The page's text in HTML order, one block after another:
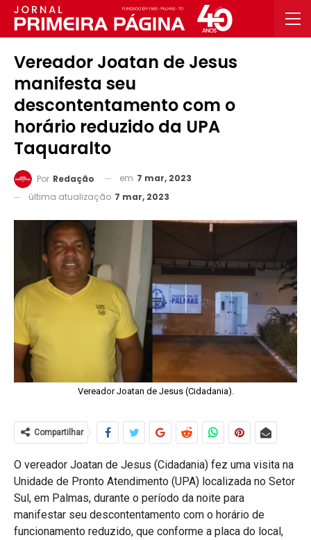
Vereador Joatan de Jesus
manifesta seu
descontentamento com o
horário reduzido da UPA
Taquaralto
Por Redação em 7 mar, 2023
última atualização 7 mar, 2023
Vereador Joatan de Jesus (Cidadania).
Compartilhar
O vereador Joatan de Jesus (Cidadania) fez uma visita na
Unidade de Pronto Atendimento (UPA) localizada no Setor
Sul, em Palmas, durante o período da noite para
manifestar seu descontentamento com o horário de
funcionamento reduzido, que conforme a placa do local,